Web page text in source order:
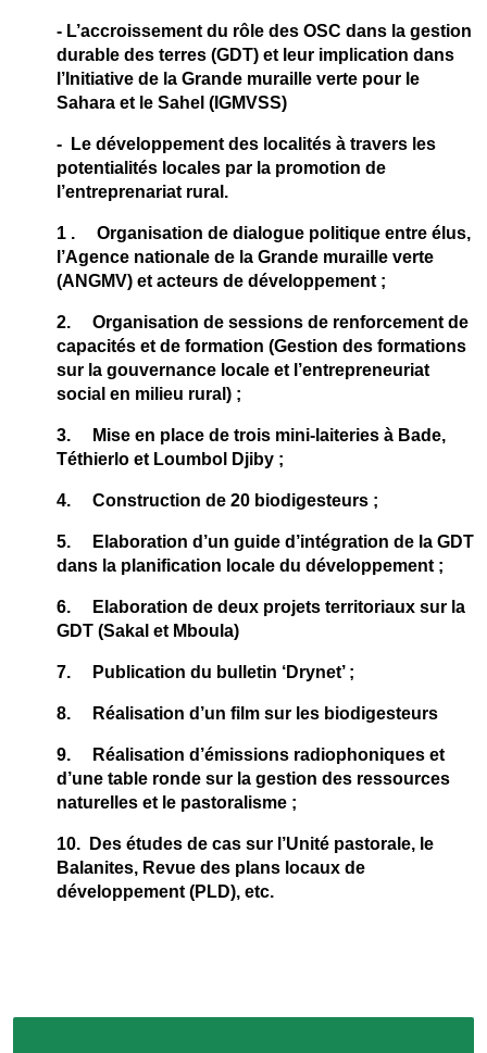
- L’accroissement du rôle des OSC dans la gestion
durable des terres (GDT) et leur implication dans
l’Initiative de la Grande muraille verte pour le
Sahara et le Sahel (IGMVSS)
- Le développement des localités à travers les
potentialités locales par la promotion de
l’entreprenariat rural.
1 . Organisation de dialogue politique entre élus,
l’Agence nationale de la Grande muraille verte
(ANGMV) et acteurs de développement ;
2. Organisation de sessions de renforcement de
capacités et de formation (Gestion des formations
sur la gouvernance locale et l’entrepreneuriat
social en milieu rural) ;
3. Mise en place de trois mini-laiteries à Bade,
Téthierlo et Loumbol Djiby ;
4. Construction de 20 biodigesteurs ;
5. Elaboration d’un guide d’intégration de la GDT
dans la planification locale du développement ;
6. Elaboration de deux projets territoriaux sur la
GDT (Sakal et Mboula)
7. Publication du bulletin ‘Drynet’ ;
8. Réalisation d’un film sur les biodigesteurs
9. Réalisation d’émissions radiophoniques et
d’une table ronde sur la gestion des ressources
naturelles et le pastoralisme ;
10. Des études de cas sur l’Unité pastorale, le
Balanites, Revue des plans locaux de
développement (PLD), etc.